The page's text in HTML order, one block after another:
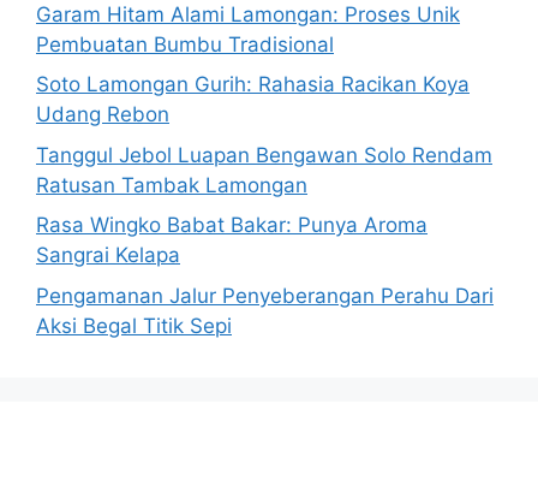
Garam Hitam Alami Lamongan: Proses Unik
Pembuatan Bumbu Tradisional
Soto Lamongan Gurih: Rahasia Racikan Koya
Udang Rebon
Tanggul Jebol Luapan Bengawan Solo Rendam
Ratusan Tambak Lamongan
Rasa Wingko Babat Bakar: Punya Aroma
Sangrai Kelapa
Pengamanan Jalur Penyeberangan Perahu Dari
Aksi Begal Titik Sepi